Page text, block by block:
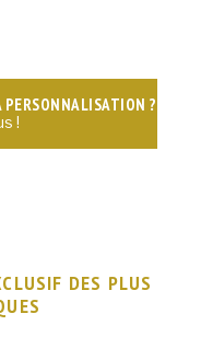
?
!
DES PLUS